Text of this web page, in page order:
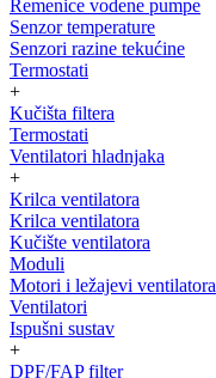
Remenice vodene pumpe
Senzor temperature
Senzori razine tekućine
Termostati
+
Kučišta filtera
Termostati
Ventilatori hladnjaka
+
Krilca ventilatora
Krilca ventilatora
Kučište ventilatora
Moduli
Motori i ležajevi ventilatora
Ventilatori
Ispušni sustav
+
DPF/FAP filter